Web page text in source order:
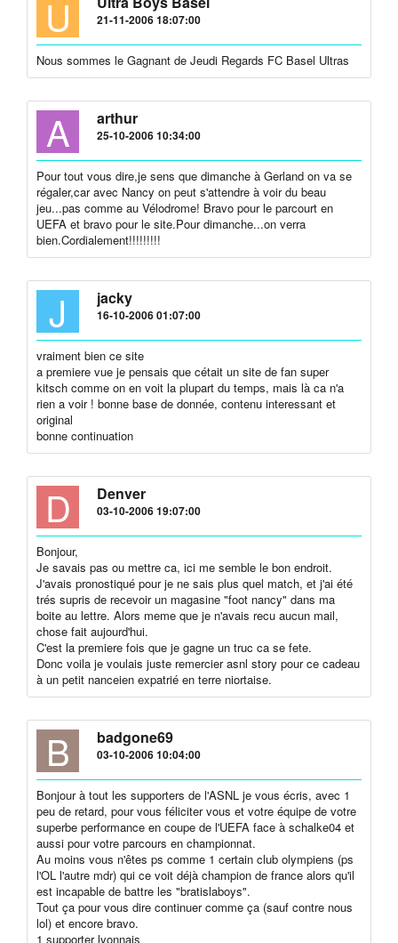
U 21-11-2006 18:07:00
Nous sommes le Gagnant de Jeudi Regards FC Basel Ultras
A arthur
25-10-2006 10:34:00
Pour tout vous dire,je sens que dimanche à Gerland on va se
régaler,car avec Nancy on peut s'attendre à voir du beau
jeu...pas comme au Vélodrome! Bravo pour le parcourt en
UEFA et bravo pour le site.Pour dimanche...on verra
bien.Cordialement!!!!!!!!!
J jacky
16-10-2006 01:07:00
vraiment bien ce site
a premiere vue je pensais que cétait un site de fan super
kitsch comme on en voit la plupart du temps, mais là ca n'a
rien a voir ! bonne base de donnée, contenu interessant et
original
bonne continuation
D Denver
03-10-2006 19:07:00
Bonjour,
Je savais pas ou mettre ca, ici me semble le bon endroit.
J'avais pronostiqué pour je ne sais plus quel match, et j'ai été
trés supris de recevoir un magasine "foot nancy" dans ma
boite au lettre. Alors meme que je n'avais recu aucun mail,
chose fait aujourd'hui.
C'est la premiere fois que je gagne un truc ca se fete.
Donc voila je voulais juste remercier asnl story pour ce cadeau
à un petit nanceien expatrié en terre niortaise.
B badgone69
03-10-2006 10:04:00
Bonjour à tout les supporters de l'ASNL je vous écris, avec 1
peu de retard, pour vous féliciter vous et votre équipe de votre
superbe performance en coupe de l'UEFA face à schalke04 et
aussi pour votre parcours en championnat.
Au moins vous n'êtes ps comme 1 certain club olympiens (ps
l'OL l'autre mdr) qui ce voit déjà champion de france alors qu'il
est incapable de battre les "bratislaboys".
Tout ça pour vous dire continuer comme ça (sauf contre nous
lol) et encore bravo.
1 supporter lyonnais